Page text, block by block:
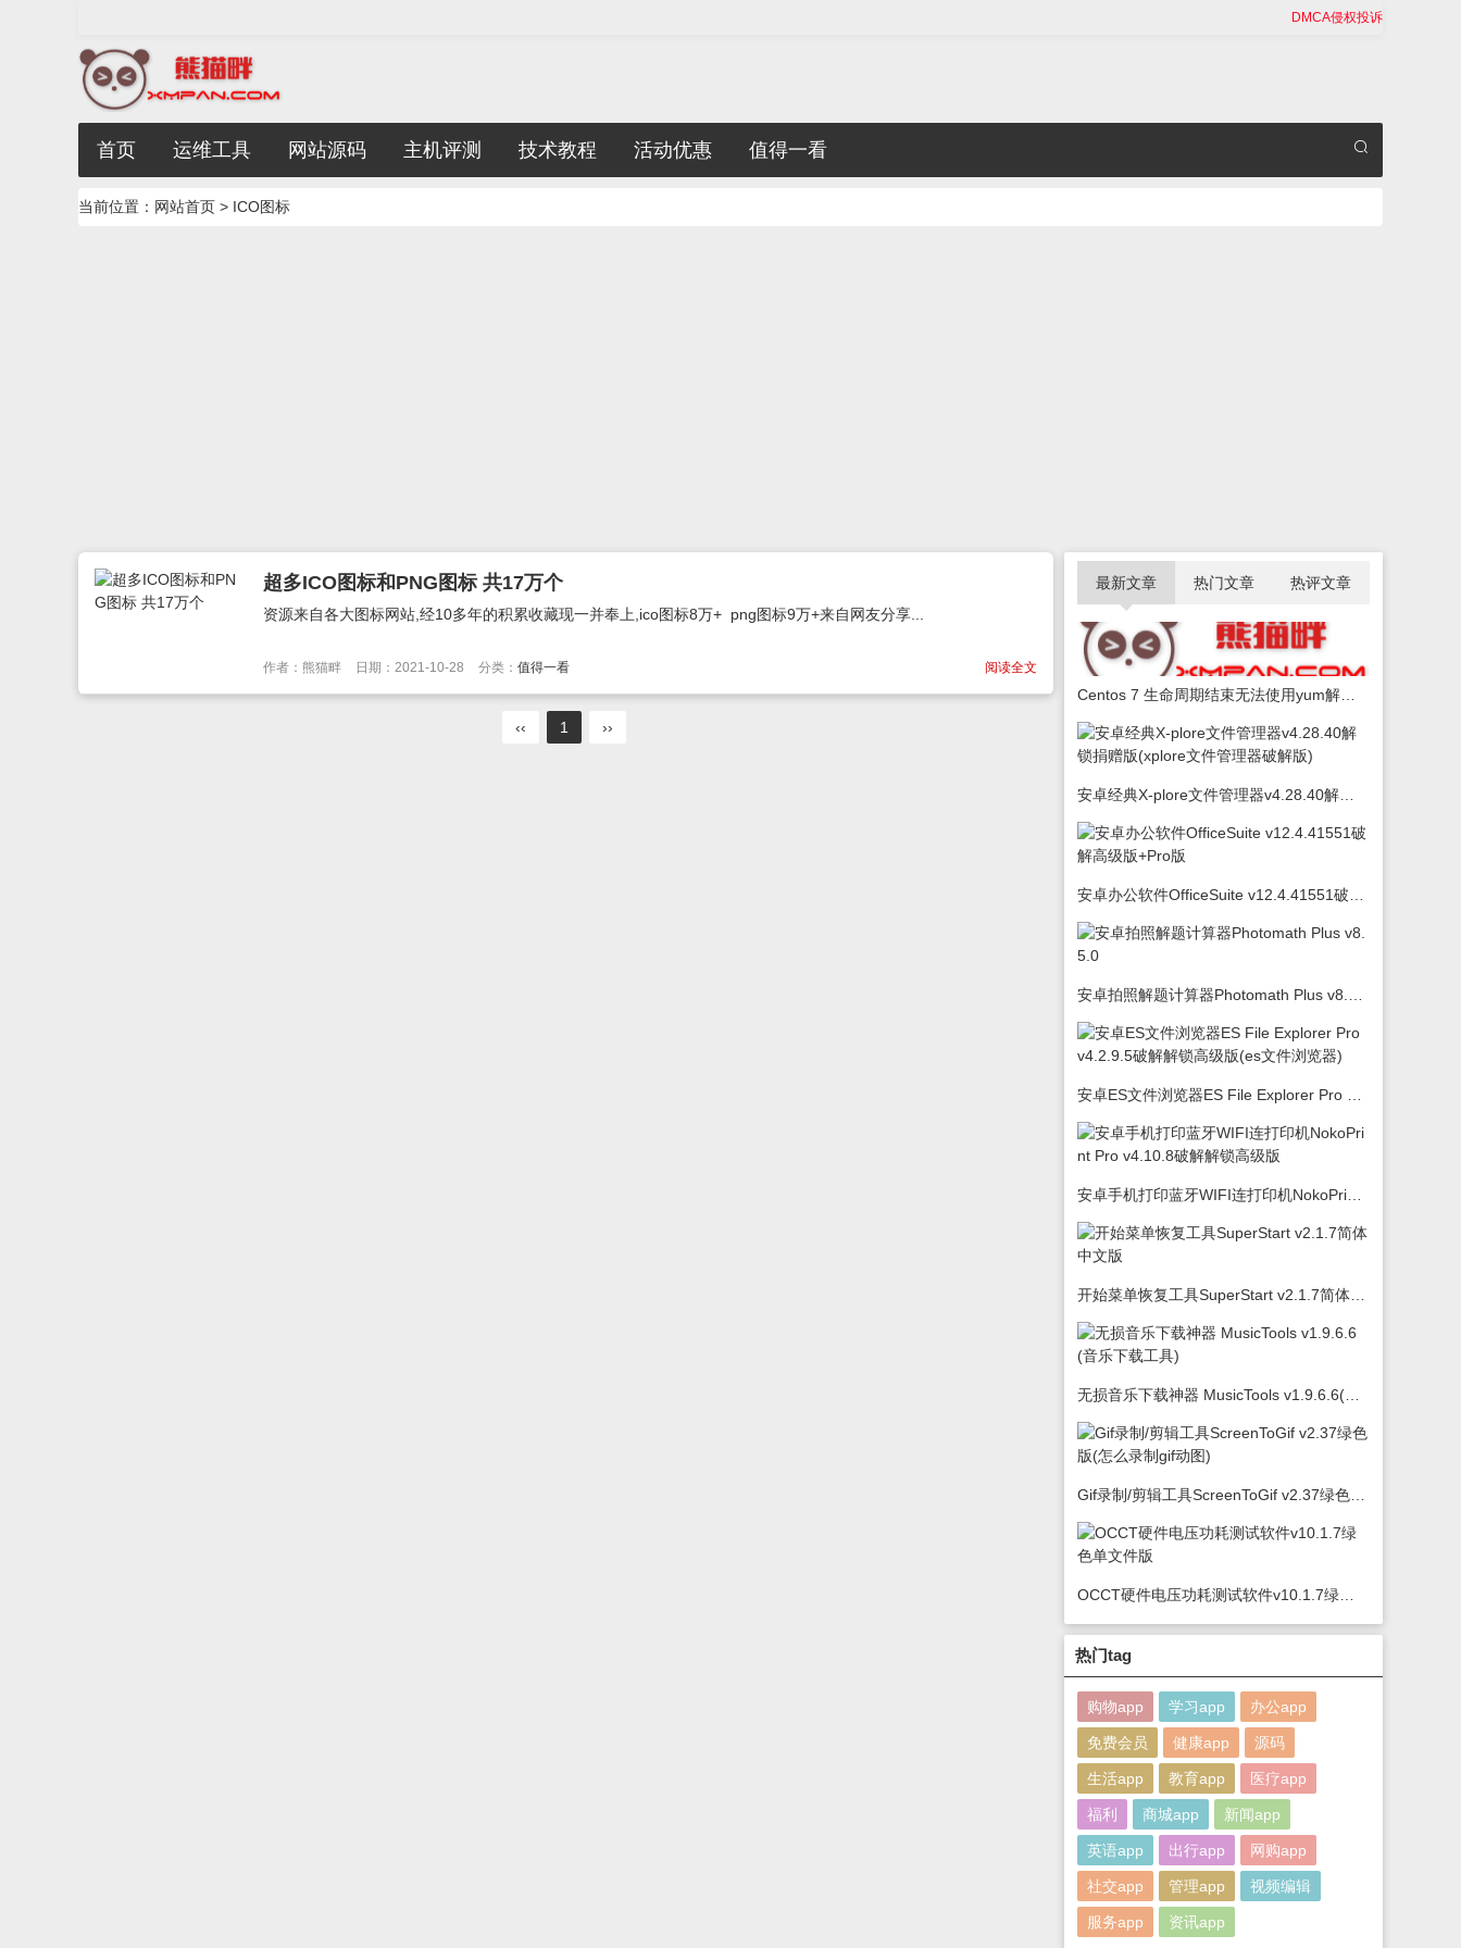
DMCA侵权投诉
首页 运维工具 网站源码 主机评测 技术教程 活动优惠 值得一看
当前位置： 网站首页 > ICO图标
超多ICO图标和PNG图标 共17万个
资源来自各大图标网站,经10多年的积累收藏现一并奉上,ico图标8万+ png图标9万+来自网友分享...
阅读全文
作者：熊猫畔 日期：2021-10-28 分类： 值得一看
‹‹ 1 ››
最新文章 热门文章 热评文章
热门tag
购物app 学习app 办公app
免费会员 健康app 源码
生活app 教育app 医疗app
福利 商城app 新闻app
英语app 出行app 网购app
社交app 管理app 视频编辑
服务app 资讯app